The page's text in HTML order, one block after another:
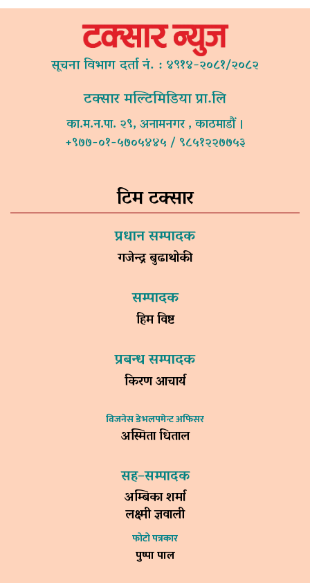
सूचना विभाग दर्ता नं. : ४९१४-२०८१/२०८२
टक्सार मल्टिमिडिया प्रा.लि
का.म.न.पा. २९, अनामनगर , काठमाडौं ।
+९७७-०१-५७०५४४५ / ९८५१२२७७५३
टिम टक्सार
प्रधान सम्पादक
गजेन्द्र बुढाथोकी
सम्पादक
हिम विष्ट
प्रबन्ध सम्पादक
किरण आचार्य
विजनेस डेभलपमेन्ट अफिसर
अस्मिता धिताल
सह–सम्पादक
अम्बिका शर्मा
लक्ष्मी ज्ञवाली
फोटो पत्रकार
पुष्पा पाल